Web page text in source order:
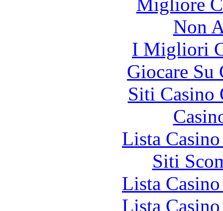
Non
I Migliori
Giocare Su
Siti Casino
Lista
Siti
Lista
Lista